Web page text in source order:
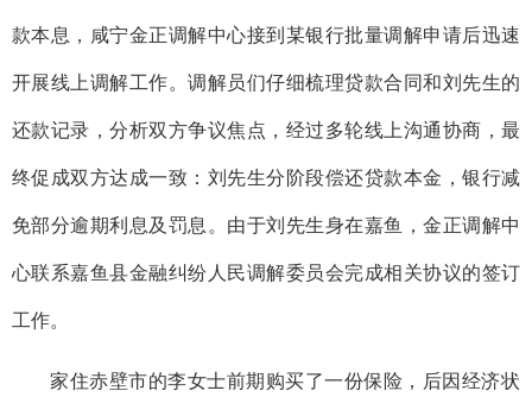
款本息，咸宁金正调解中心接到某银行批量调解申请后迅速
开展线上调解工作。调解员们仔细梳理贷款合同和刘先生的
还款记录，分析双方争议焦点，经过多轮线上沟通协商，最
终促成双方达成一致：刘先生分阶段偿还贷款本金，银行减
免部分逾期利息及罚息。由于刘先生身在嘉鱼，金正调解中
心联系嘉鱼县金融纠纷人民调解委员会完成相关协议的签订
工作。
家住赤壁市的李女士前期购买了一份保险，后因经济状